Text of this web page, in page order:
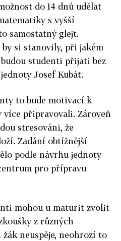
do 14 dnů udělat
s vyšší
samostatný glejt.
si stanovily, při jakém
studenti přijati bez
Josef Kubát.
to bude motivací k
více připravovali. Zároveň
stresováni, že
Zadání obtížnější
podle návrhu jednoty
pro přípravu
mohou u maturit zvolit
z různých
neuspěje, neohrozí to